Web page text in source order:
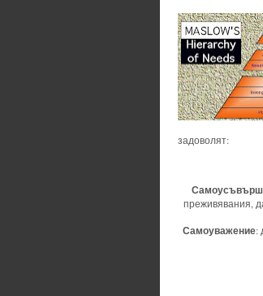
задоволят:
преживявания,
Самоуважение: